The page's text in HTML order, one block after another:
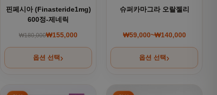
핀페시아 (Finasteride1mg)
600정-제네릭
₩180,000 원래 가격: ₩180,000.
₩155,000
현재 가격: ₩155,000.
옵션 선택
슈퍼카마그라 오랄젤리
₩59,000~₩140,000
가격 범위:
옵션 선택
여러 상품 옵션이 이 상품에 있습니다. 상품 페이지에서 옵션
여러 상품 옵션이 이 상품에